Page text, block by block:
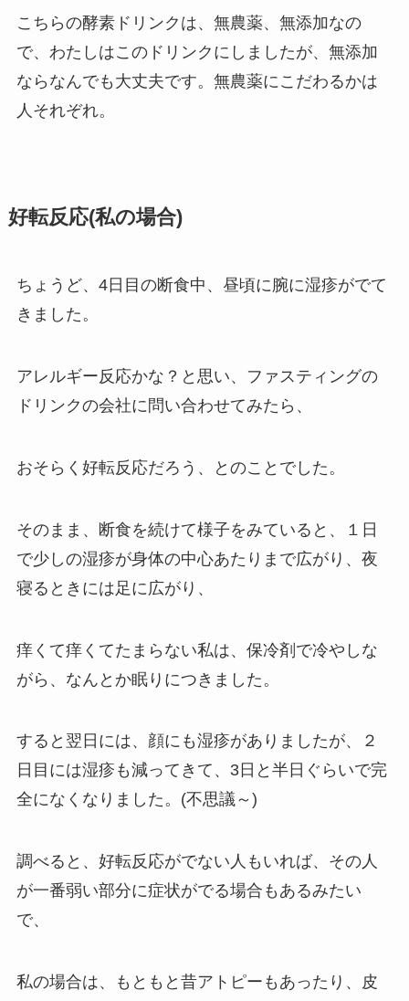
こちらの酵素ドリンクは、無農薬、無添加なの
で、わたしはこのドリンクにしましたが、無添加
ならなんでも大丈夫です。無農薬にこだわるかは
人それぞれ。
好転反応(私の場合)
ちょうど、4日目の断食中、昼頃に腕に湿疹がでて
きました。
アレルギー反応かな？と思い、ファスティングの
ドリンクの会社に問い合わせてみたら、
おそらく好転反応だろう、とのことでした。
そのまま、断食を続けて様子をみていると、１日
で少しの湿疹が身体の中心あたりまで広がり、夜
寝るときには足に広がり、
痒くて痒くてたまらない私は、保冷剤で冷やしな
がら、なんとか眠りにつきました。
すると翌日には、顔にも湿疹がありましたが、２
日目には湿疹も減ってきて、3日と半日ぐらいで完
全になくなりました。(不思議～)
調べると、好転反応がでない人もいれば、その人
が一番弱い部分に症状がでる場合もあるみたい
で、
私の場合は、もともと昔アトピーもあったり、皮